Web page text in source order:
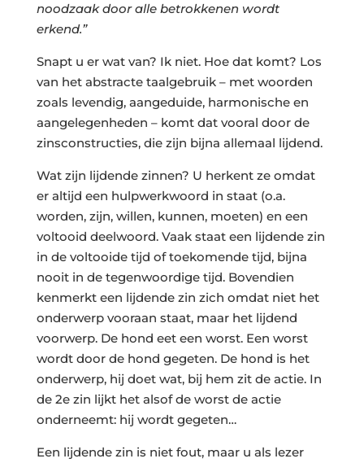
noodzaak door alle betrokkenen wordt
erkend.”
Snapt u er wat van? Ik niet. Hoe dat komt? Los
van het abstracte taalgebruik – met woorden
zoals levendig, aangeduide, harmonische en
aangelegenheden – komt dat vooral door de
zinsconstructies, die zijn bijna allemaal lijdend.
Wat zijn lijdende zinnen? U herkent ze omdat
er altijd een hulpwerkwoord in staat (o.a.
worden, zijn, willen, kunnen, moeten) en een
voltooid deelwoord. Vaak staat een lijdende zin
in de voltooide tijd of toekomende tijd, bijna
nooit in de tegenwoordige tijd. Bovendien
kenmerkt een lijdende zin zich omdat niet het
onderwerp vooraan staat, maar het lijdend
voorwerp. De hond eet een worst. Een worst
wordt door de hond gegeten. De hond is het
onderwerp, hij doet wat, bij hem zit de actie. In
de 2e zin lijkt het alsof de worst de actie
onderneemt: hij wordt gegeten…
Een lijdende zin is niet fout, maar u als lezer